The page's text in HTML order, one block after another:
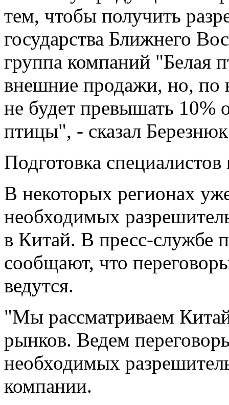
тем, чтобы получить
государства Ближнего
группа компаний "Белая
внешние продажи, но, по
не будет превышать 10%
птицы", - сказал
Подготовка
В некоторых регионах
необходимых
в Китай. В пресс-службе
сообщают, что
ведутся.
"Мы рассматриваем
рынков. Ведем
необходимых
компании.